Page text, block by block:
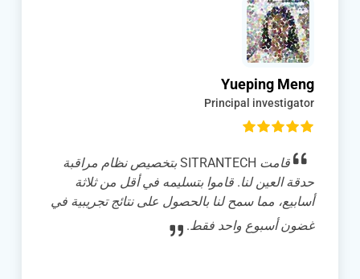
Xiaoke Qiao
Phd studuent
لقد نجحنا في دمج نظام تثبيت الرأس من
SITRANTECH مع جهاز المشي للفئران (إصدار
القرص) في تجارب التصوير ثنائي الفوتون في
الجسم الحي مع الفئران المستيقظة. النظام سهل
الاستخدام، مما يسمح بتركيب وفك الفئران بسرعة